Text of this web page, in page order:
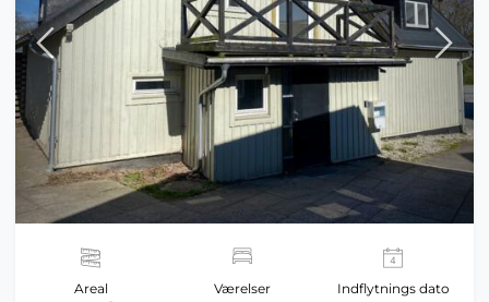
Areal Værelser Indflytnings dato